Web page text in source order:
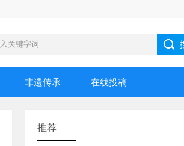
非遗传承 在线投稿
推荐